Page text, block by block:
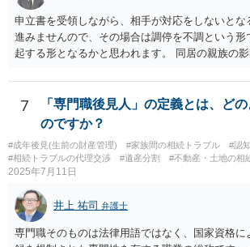
申立書を受領しながら、相手が対応をしないとな
進みませんので、その場合は調停を不調という形
起する形となるかと思われます。 同居の親族の
め、後からひっくり返すということは難しくなっ
す。 公開相談の場でのご相談については、どう
うため、一度個別にご相談をされることをお勧め
7
「専門職後見人」の定義とは、ど
のですか？
#成年後見(生前の財産管理) #家族間の相続トラブル
#認
#相続トラブルの代理交渉
#遺産分割 #不動産・土地の相
2025年7月11日
井上 祐司 弁護士
専門職そのものは法律用語ではなく、国家資格に